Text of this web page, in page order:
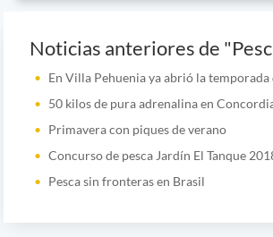
Noticias anteriores de
En Villa Pehuenia ya abrió la temporada
50 kilos de pura adrenalina en
Primavera con piques de verano
Concurso de pesca Jardín El Tanque
Pesca sin fronteras en Brasil